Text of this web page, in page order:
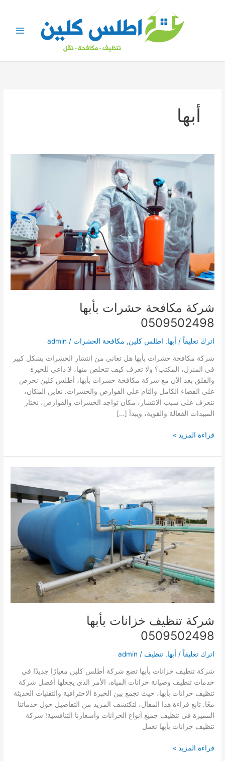
أبها
شركة مكافحة حشرات بأبها
0509502498
اترك تعليقاً / أبها, اطلس كلين, مكافحة الحشرات /
admin
شركة مكافحة حشرات بأبها هل تعاني من انتشار الحشرات بشكل كبير
في المنزل، المكتب؟ ولا تعرف كيف تتخلص منها، لا داعي للحيرة
والقلق بعد الآن مع شركة مكافحة حشرات بأبها، أطلس كلين نحرص
على القضاء الكامل والتام على القوارض والحشرات. نعاين المكان،
نتعرف على سبب الانتشار، مكان تواجد الحشرات والقوارض، نختار
المبيدات الفعالة والقوية، ويبدأ […]
شركة
حشرات
بأبها
قراءة المزيد »
شركة تنظيف خزانات بأبها
0509502498
اترك تعليقاً / أبها,تنظيف /
admin
شركة تنظيف خزانات بأبها تضع شركة أطلس كلين معيارًا جديدًا في
خدمات تنظيف وصيانة خزانات المياه، الأمر الذي يجعلها أفضل شركة
تنظيف خزانات بأبها، حيث تجمع بين الخبرة الاحترافية والتقنيات الحديثة
معًا. تابع قراءة هذا المقال، لتكتشف المزيد من التفاصيل حول خدماتنا
المميزة في تنظيف جميع أنواع الخزانات وأسعارنا التنافسية! شركة
تنظيف خزانات بأبها نعمل
شركة
قراءة المزيد »